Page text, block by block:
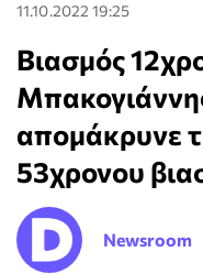
11.10.2022 19:25
Βιασμός
απομάκρυνε
53χρονου
Newsroom